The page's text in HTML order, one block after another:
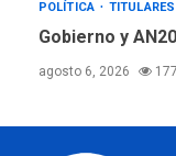
POLÍTICA TITULARES
Gobierno y
agosto 6, 2026 177